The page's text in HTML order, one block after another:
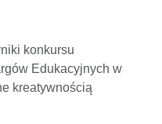
konkursu
Edukacyjnych w
kreatywnością